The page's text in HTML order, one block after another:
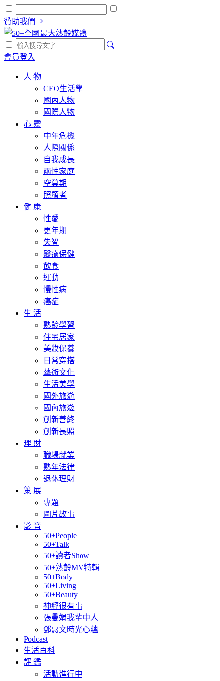
贊助我們
會員登入
人 物
CEO生活學
國內人物
國際人物
心 靈
中年危機
人際關係
自我成長
兩性家庭
空巢期
照顧者
健 康
性愛
更年期
失智
醫療保健
飲食
運動
慢性病
癌症
生 活
熟齡學習
住宅居家
美妝保養
日常穿搭
藝術文化
生活美學
國外旅遊
國內旅遊
創新善終
創新長照
理 財
職場就業
熟年法律
退休理財
策 展
專題
圖片故事
影 音
50+People
50+Talk
50+讀者Show
50+熟齡MV特輯
50+Body
50+Living
50+Beauty
神經很有事
張曼娟我輩中人
鄧惠文時光心蘊
Podcast
生活百科
評 鑑
活動進行中